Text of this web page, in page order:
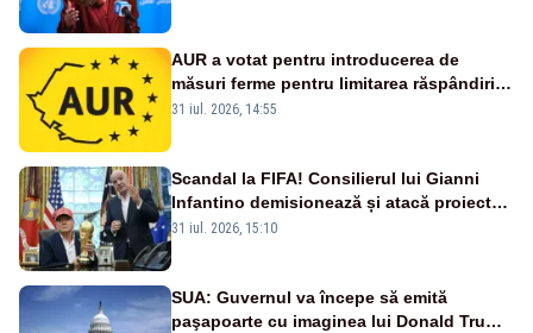
AUR a votat pentru introducerea de
măsuri ferme pentru limitarea răspândirii
virusului pestei porcine africane
31 iul. 2026, 14:55
Scandal la FIFA! Consilierul lui Gianni
Infantino demisionează și atacă proiectul
privind investitorii străini
31 iul. 2026, 15:10
SUA: Guvernul va începe să emită
paşapoarte cu imaginea lui Donald Trump